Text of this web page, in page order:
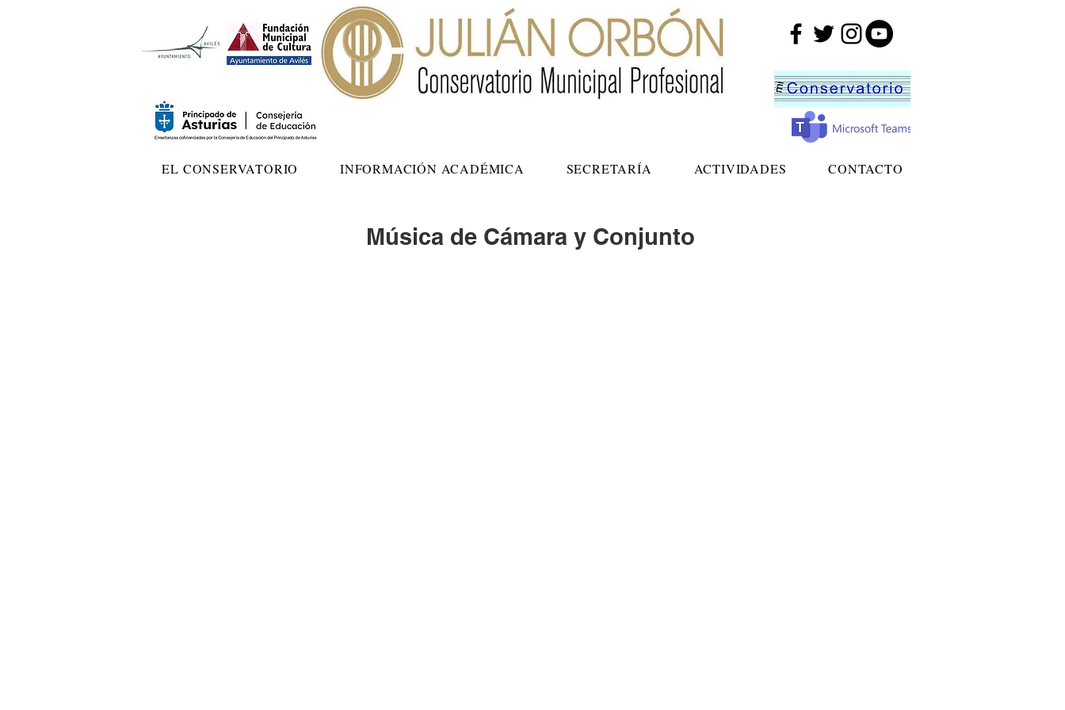
Música de Cámara y Conjunto
EL CONSERVATORIO INFORMACIÓN ACADÉMICA SECRETARÍA ACTIVIDADES CONTACTO